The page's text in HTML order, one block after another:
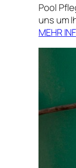
Pool
uns um
MEHR